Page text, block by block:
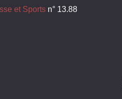
et Sports n° 13.88